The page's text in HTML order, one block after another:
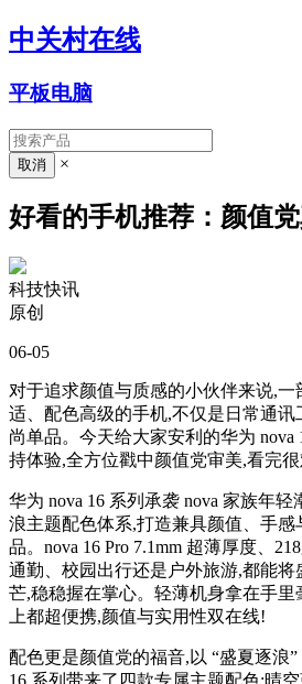
中关村在线
平板电脑
×
好看的手机推荐：颜值
科技快讯
原创
06-05
对于追求颜值与质感的小伙伴来说,一
适、配色高级的手机,不仅是日常通
尚单品。今天给大家安利的华为 nova
持体验,全方位戳中颜值党审美,看完
华为 nova 16 系列承袭 nova 家族年
浪主题配色体系,打造兼具颜值、手
品。nova 16 Pro 7.1mm 超薄厚度、
通勤、校园出行还是户外旅游,都能将
芒,稳稳握在掌心。轻薄机身拿在手
上都超便携,颜值与实用性双在线!
配色更是颜值党的福音,以 “盛夏逐浪